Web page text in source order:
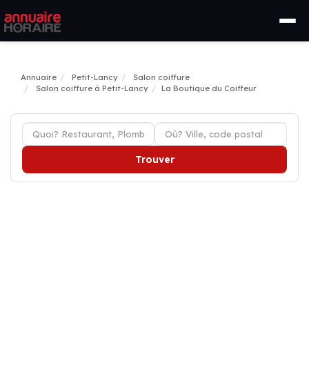
Annuaire Petit-Lancy
Salon coiffure
Salon coiffure à Petit-Lancy
La Boutique du Coiffeur
Trouver